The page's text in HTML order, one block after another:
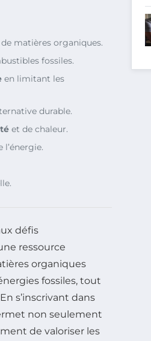
matières organiques.
fossiles.
en limitant les
durable.
et de chaleur.
défis
ressource
organiques
fossiles, tout
En s’inscrivant dans
non seulement
de valoriser les